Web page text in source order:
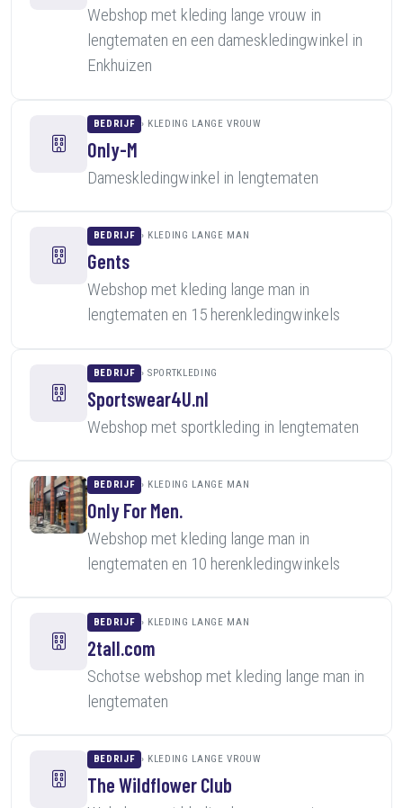
Webshop met kleding lange vrouw in
lengtematen en een dameskledingwinkel in
Enkhuizen
BEDRIJF KLEDING LANGE VROUW
Only-M
Dameskledingwinkel in lengtematen
BEDRIJF KLEDING LANGE MAN
Gents
Webshop met kleding lange man in
lengtematen en 15 herenkledingwinkels
BEDRIJF SPORTKLEDING
Sportswear4U.nl
Webshop met sportkleding in lengtematen
BEDRIJF KLEDING LANGE MAN
Only For Men.
Webshop met kleding lange man in
lengtematen en 10 herenkledingwinkels
BEDRIJF KLEDING LANGE MAN
2tall.com
Schotse webshop met kleding lange man in
lengtematen
BEDRIJF KLEDING LANGE VROUW
The Wildflower Club